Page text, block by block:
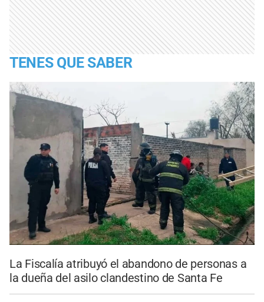
TENES QUE SABER
La Fiscalía atribuyó el abandono de personas a
la dueña del asilo clandestino de Santa Fe